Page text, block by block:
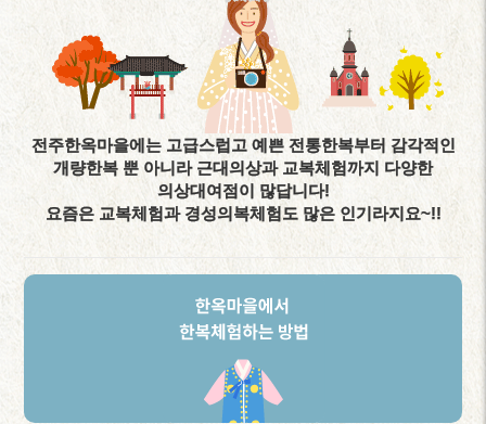
전주한옥마을에는 고급스럽고 예쁜 전통한복부터 감각적인
개량한복 뿐 아니라 근대의상과 교복체험까지 다양한
의상대여점이 많답니다!
요즘은 교복체험과 경성의복체험도 많은 인기라지요~!!